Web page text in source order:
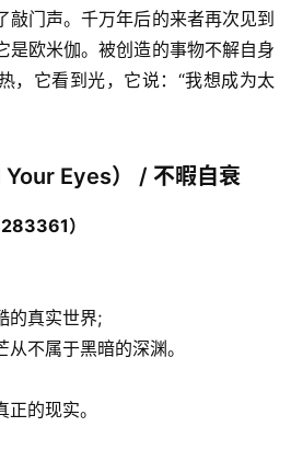
敲门声。千万年后的来者再次见到
是欧米伽。被创造的事物不解自身
，它看到光，它说：“我想成为太
Eyes） / 不暇自衰
）
的真实世界;
不属于黑暗的深渊。
的现实。